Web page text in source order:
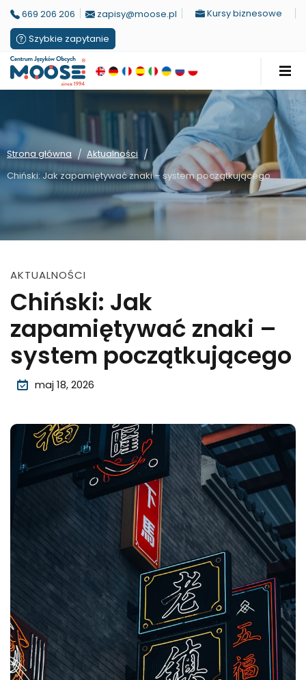
669 206 206 zapisy@moose.pl
Kursy biznesowe
Szybkie zapytanie
Strona główna / Aktualności /
Chiński: Jak zapamiętywać znaki – system początkującego
AKTUALNOŚCI
Chiński: Jak
zapamiętywać znaki –
system początkującego
maj 18, 2026